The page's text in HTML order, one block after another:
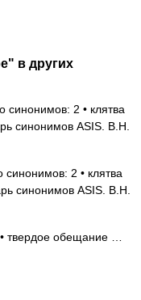
в других
2 • клятва
синонимов ASIS. В.Н.
2 • клятва
синонимов ASIS. В.Н.
твердое обещание …